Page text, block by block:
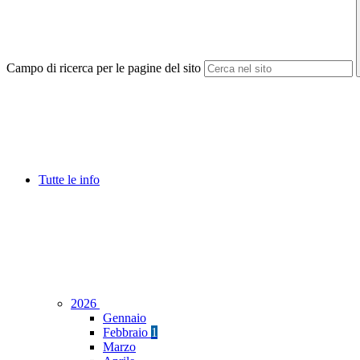
Campo di ricerca per le pagine del sito
Tutte le info
2026
Gennaio
Febbraio 1
Marzo